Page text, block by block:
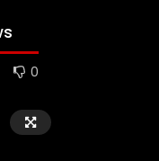
0